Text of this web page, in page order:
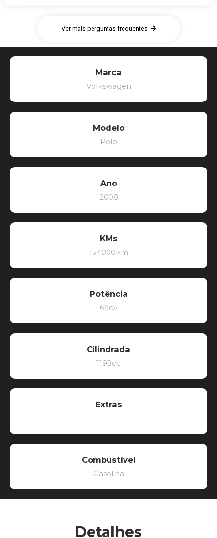
Ver mais perguntas frequentes
Marca
Volkswagen
Modelo
Polo
Ano
2008
KMs
154000km
Potência
69cv
Cilindrada
1198cc
Extras
-
Combustível
Gasolina
Detalhes